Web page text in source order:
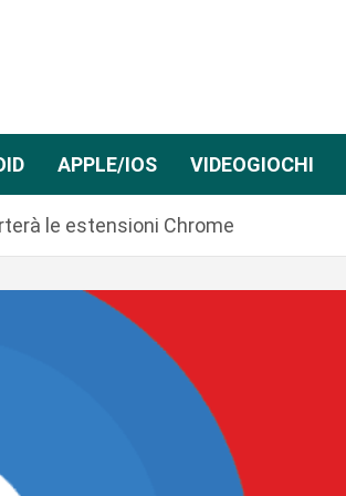
APPLE/IOS VIDEOGIOCHI
le estensioni Chrome